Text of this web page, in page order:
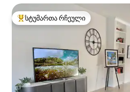
სტუმართა რჩეული მოწინავე
სტუმართა რჩეული